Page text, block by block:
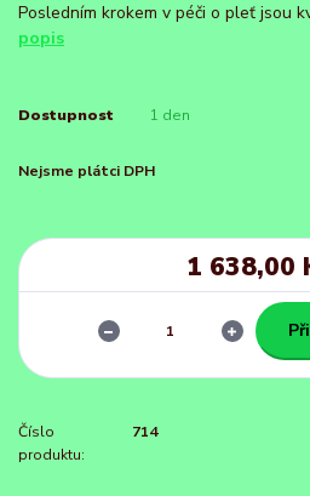
Posledním krokem v péči o pleť jsou
popis
Dostupnost 1 den
Nejsme plátci DPH
1 638,00
Číslo
produktu:
714